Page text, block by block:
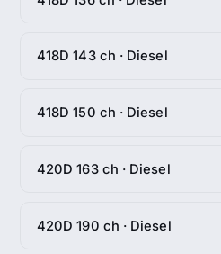
418D 143 ch · Diesel
418D 150 ch · Diesel
420D 163 ch · Diesel
420D 190 ch · Diesel